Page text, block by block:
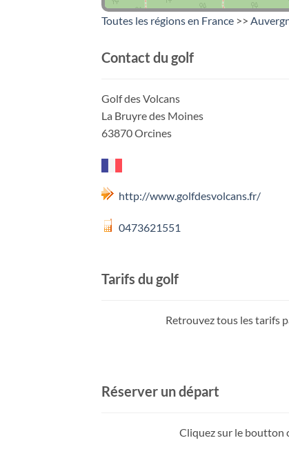
Toutes les régions en France >>
Contact du golf
Golf des Volcans
La Bruyre des Moines
63870 Orcines
http://www.golfdesvolcans.fr/
0473621551
Tarifs du golf
Retrouvez tous les tarifs
Réserver un départ
Cliquez sur le boutton